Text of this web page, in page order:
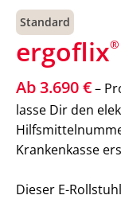
Standard
ergoflix®
Ab 3.690 €–
lasse Dir den
Krankenkasse
Dieser E-